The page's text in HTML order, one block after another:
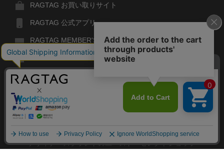
RAGTAG お買い取りサイト
RAGTAG 公式アプリ
RAGTAG MEMBER'S CARD
RAGTAG MAGAZINE
RAGTAG Global
RAGTAG
デザイナーズブランドのユーズド・セレクトショップ